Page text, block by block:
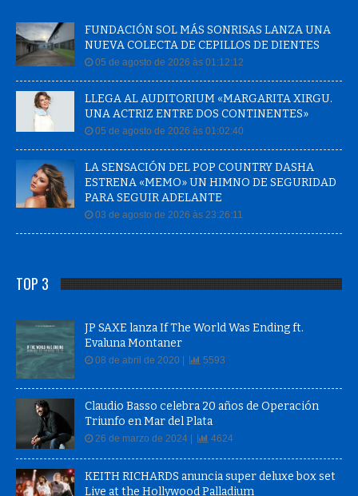
FUNDACIÓN SOL MÁS SONRISAS LANZA UNA
NUEVA COLECTA DE CEPILLOS DE DIENTES
05 de agosto de 2026 às 01:12:12
LLEGA AL AUDITORIUM «MARGARITA XIRGU.
UNA ACTRIZ ENTRE DOS CONTINENTES»
05 de agosto de 2026 às 01:02:40
LA SENSACIÓN DEL POP COUNTRY DASHA
ESTRENA «MEMO» UN HIMNO DE SEGURIDAD
PARA SEGUIR ADELANTE
03 de agosto de 2026 às 23:26:11
TOP 3
JP SAXE lanza If The World Was Ending ft.
Evaluna Montaner
08 de abril de 2020 | 5593
Claudio Basso celebra 20 años de Operación
Triunfo en Mar del Plata
26 de marzo de 2024 | 4624
KEITH RICHARDS anuncia super deluxe box set
Live at the Hollywood Palladium